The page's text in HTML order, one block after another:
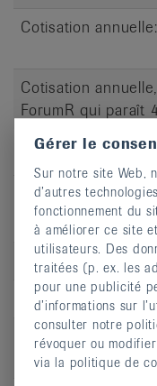
Cotisation annuelle:
Cotisation
ForumR qui paraît
Dates du cours
Jour
lu
Heure
10:00 -
Adresse
Ecole
des
Gérer le
Sur notre site Web,
d’autres
fonctionnement du
à améliorer ce site
utilisateurs. Des
traitées (p. ex. les
pour une publicité
d’informations sur
consulter notre
révoquer ou
via la politique de